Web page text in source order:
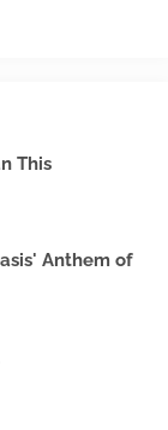
This
Anthem of